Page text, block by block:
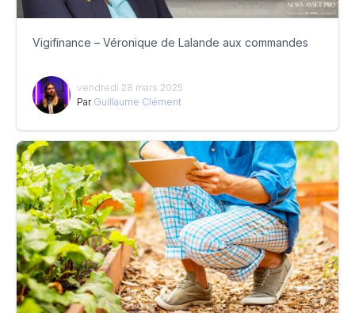
Vigifinance – Véronique de Lalande aux commandes
vendredi 28 mars 2025
Par Guillaume Clément